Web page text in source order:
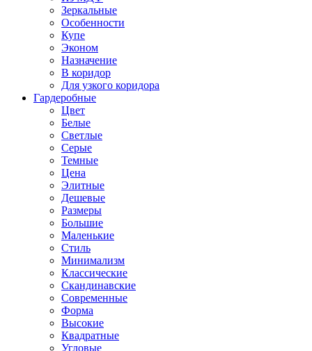
Зеркальные
Особенности
Купе
Эконом
Назначение
В коридор
Для узкого коридора
Гардеробные
Цвет
Белые
Светлые
Серые
Темные
Цена
Элитные
Дешевые
Размеры
Большие
Маленькие
Стиль
Минимализм
Классические
Скандинавские
Современные
Форма
Высокие
Квадратные
Угловые